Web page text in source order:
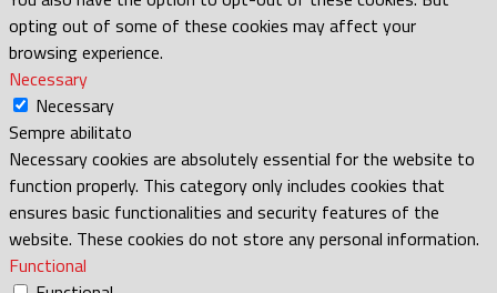
opting out of some of these cookies may affect your
browsing experience.
Necessary
Necessary
Sempre abilitato
Necessary cookies are absolutely essential for the website to
function properly. This category only includes cookies that
ensures basic functionalities and security features of the
website. These cookies do not store any personal information.
Functional